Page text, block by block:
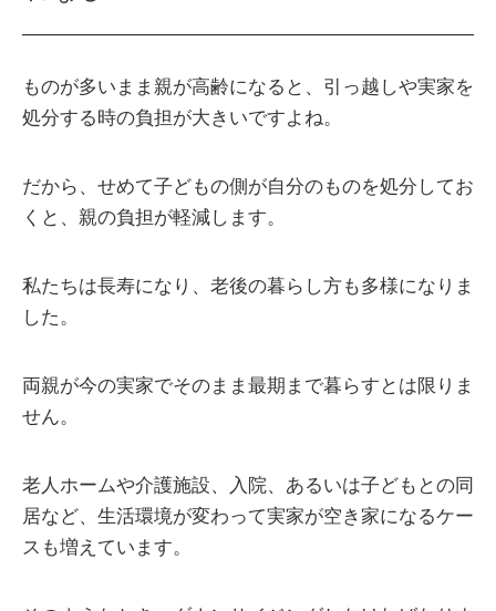
ものが多いまま親が高齢になると、引っ越しや実家を
処分する時の負担が大きいですよね。
だから、せめて子どもの側が自分のものを処分してお
くと、親の負担が軽減します。
私たちは長寿になり、老後の暮らし方も多様になりま
した。
両親が今の実家でそのまま最期まで暮らすとは限りま
せん。
老人ホームや介護施設、入院、あるいは子どもとの同
居など、生活環境が変わって実家が空き家になるケー
スも増えています。